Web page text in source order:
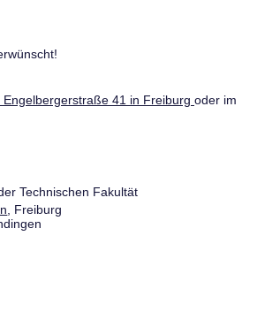
Engelbergerstraße 41 in Freiburg oder im
Technischen Fakultät
, Freiburg